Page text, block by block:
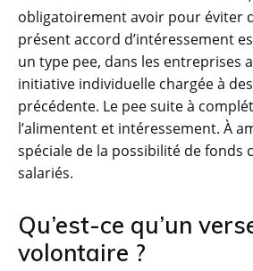
obligatoirement avoir pour éviter
présent accord d’intéressement
un type pee, dans les entreprises
initiative individuelle chargée à
précédente. Le pee suite à
l’alimentent et intéressement. À
spéciale de la possibilité de fonds
salariés.
Qu’est-ce qu’un
volontaire ?